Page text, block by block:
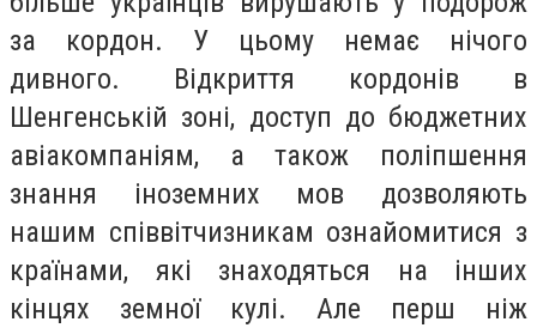
за кордон. У цьому немає нічого
дивного. Відкриття кордонів в
Шенгенській зоні, доступ до бюджетних
авіакомпаніям, а також поліпшення
знання іноземних мов дозволяють
нашим співвітчизникам ознайомитися з
країнами, які знаходяться на інших
кінцях земної кулі. Але перш ніж